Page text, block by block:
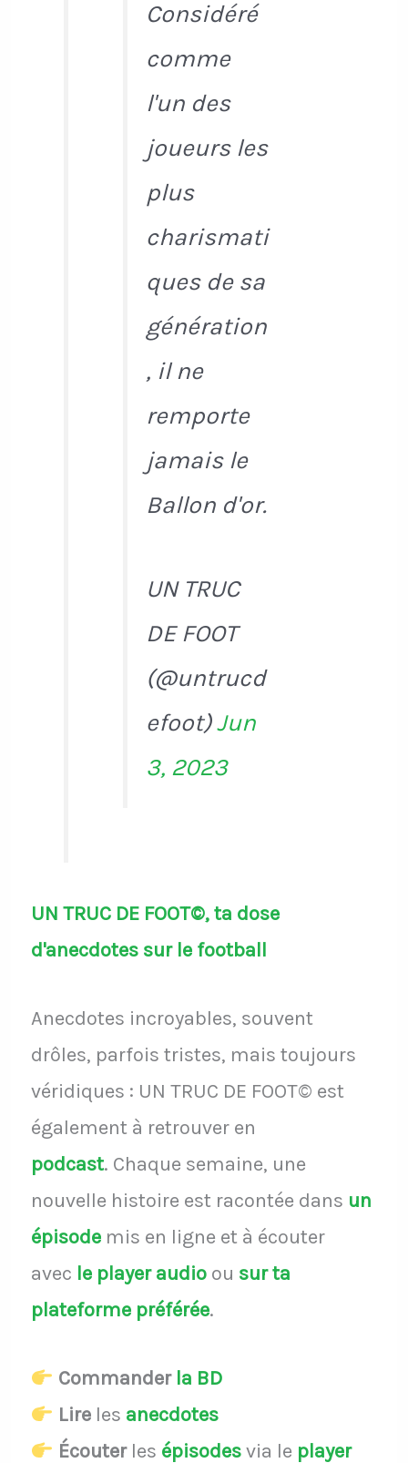
Considéré
comme
l'un des
joueurs les
plus
charismati
ques de sa
génération
, il ne
remporte
jamais le
Ballon d'or.
UN TRUC
DE FOOT
(@untrucd
efoot)Jun
3, 2023
UN TRUC DE FOOT©, ta dose
d'anecdotes sur le football
Anecdotes incroyables, souvent
drôles, parfois tristes, mais toujours
véridiques : UN TRUC DE FOOT© est
également à retrouver en
podcast. Chaque semaine, une
nouvelle histoire est racontée dans un
épisodemis en ligne et à écouter
avec le player audio ou sur ta
plateforme préférée.
Commander la BD
Lireles anecdotes
Écouterles épisodesvia le player